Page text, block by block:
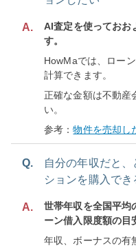
A.
AI査定を使っておお
す。
HowMaでは、ロー
計算できます。
正確な金額は不動産
い。
参考：物件を売却し
Q.
自分の年収だと
ションを購入でき
A.
世帯年収を全国平均
ーン借入限度額の目
年収、ボーナスの有